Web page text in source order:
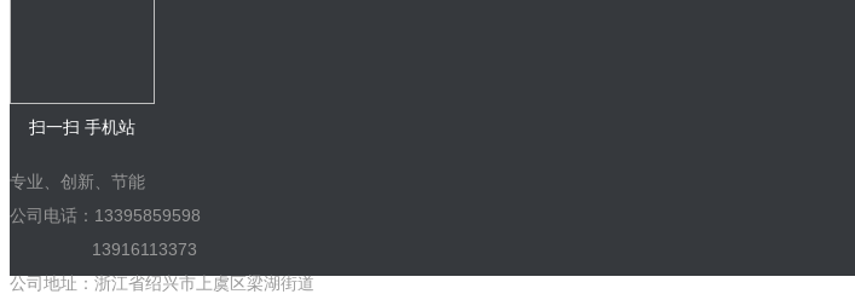
扫一扫 手机站
专业、创新、节能
公司电话：13395859598
13916113373
公司地址：浙江省绍兴市上虞区梁湖街道